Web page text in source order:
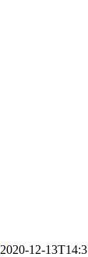
2020-12-